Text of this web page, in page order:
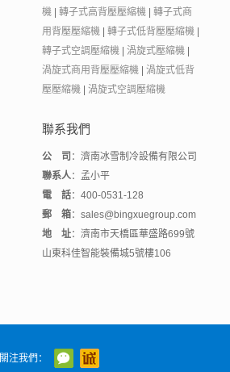
機 |轉子式高背壓壓縮機 |轉子式商
用背壓壓縮機 |轉子式低背壓壓縮機
轉子式空調壓縮機 |渦旋式壓縮機
渦旋式商用背壓壓縮機 |渦旋式低背
壓壓縮機 |渦旋式空調壓縮機
聯系我們
公 司 ：濟南冰雪制冷設備有限公司
聯系人：孟小平
電 話：400-0531-128
郵 箱：sales@bingxuegroup.com
地 址：濟南市天橋區華盛路699號
山東科佳智能裝備城5號樓106
關注我們：